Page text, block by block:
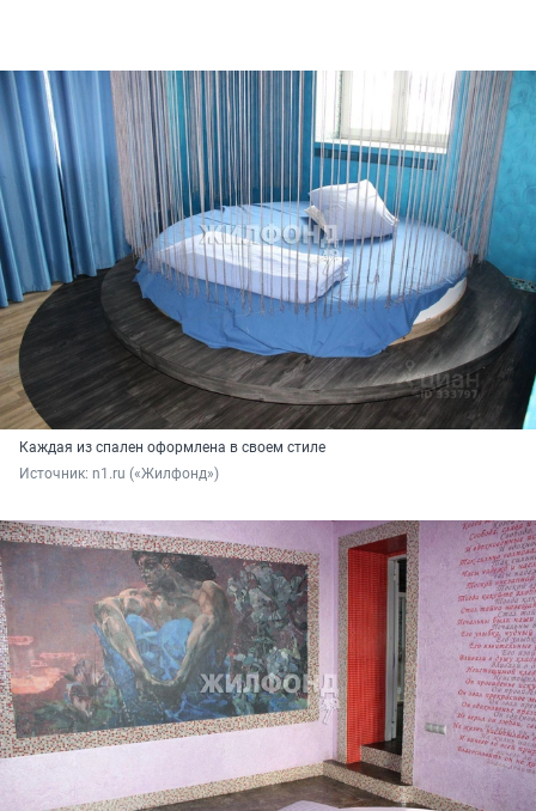
Каждая из спален оформлена в своем стиле
Источник: n1.ru («Жилфонд»)